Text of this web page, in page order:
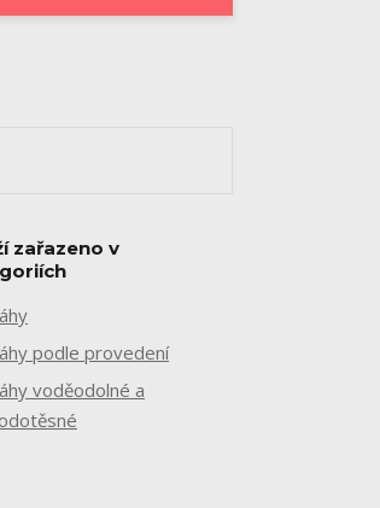
zařazeno v
podle provedení
voděodolné a